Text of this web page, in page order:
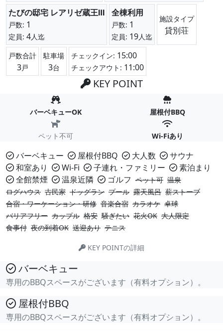
たびの邸宅 レアリゼ蔵王Ⅲ
戸数: 1
定員: 4人迄
全棟利用
戸数: 1
定員: 19人迄
施設タイプ
貸別荘
戸数合計
3戸
駐車場
3台
チェックイン: 15:00
チェックアウト: 11:00
KEY POINT
バーベキューOK 屋根付BBQ
ペット不可 Wi-Fiあり
バーベキュー 屋根付BBQ 大人数
サウナ
和室あり
Wi-Fi 子連れ・ファミリー
素泊まり
全館禁煙
温泉近隣 ゴルフ ペット可 温泉
ログハウス 古民家 ドッグラン プール 露天風呂 薪ストーブ
合宿・ワーケーション・研修 音楽合宿 カラオケ 卓球
バリアフリー カップル 格安 騒ぎたい 花火OK 大人限定
食事付 夜の到着OK 送迎あり テニス
KEY POINTの詳細
バーベキュー
専用のBBQスペースがございます（有料オプション）。
屋根付BBQ
専用のBBQスペースがございます（有料オプション）。